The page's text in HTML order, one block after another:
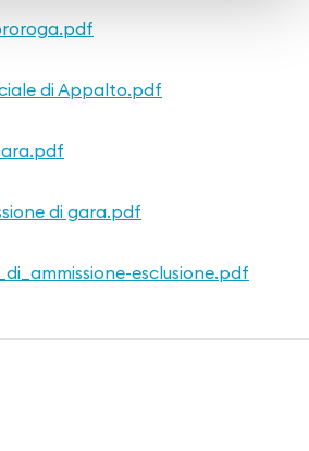
di Appalto.pdf
di gara.pdf
esclusione.pdf